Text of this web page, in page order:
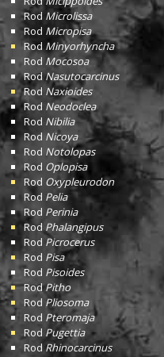
Rod Microlissa
Rod Micropisa
Rod Minyorhyncha
Rod Mocosoa
RodNasutocarcinus
Rod Naxioides
Rod Neodoclea
Rod Nibilia
Rod Nicoya
Rod Notolopas
Rod Oplopisa
Rod Oxypleurodon
Rod Pelia
Rod Perinia
Rod Phalangipus
Rod Picrocerus
Rod Pisa
Rod Pisoides
RodPitho
Rod Pliosoma
Rod Pteromaja
Rod Pugettia
RodRhinocarcinus